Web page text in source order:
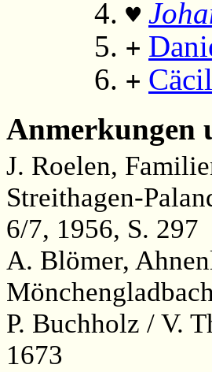
♥
+
+
Anmerkungen
J. Roelen,
Streithagen-
6/7, 1956, S. 297
A. Blömer,
P. Buchholz / V.
1673